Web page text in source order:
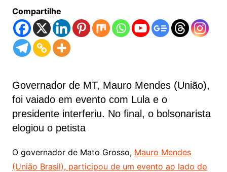
Compartilhe
Governador de MT, Mauro Mendes (União),
foi vaiado em evento com Lula e o
presidente interferiu. No final, o bolsonarista
elogiou o petista
O governador de Mato Grosso, Mauro Mendes
(União Brasil), participou de um evento ao lado do